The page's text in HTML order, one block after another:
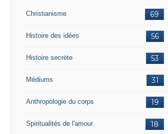
69
Christianisme
56
Histoire des idées
53
Histoire secrète
31
Médiums
19
Anthropologie du corps
18
Spiritualités de l'amour